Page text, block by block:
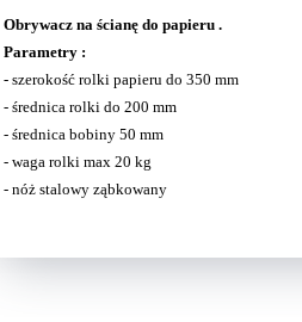
Obrywacz na ścianę do papieru .
Parametry :
- szerokość rolki papieru do 350 mm
- średnica rolki do 200 mm
- średnica bobiny 50 mm
- waga rolki max 20 kg
- nóż stalowy ząbkowany